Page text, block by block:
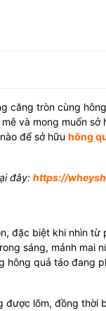
căng tròn cùng
và mong muốn
để sở hữu hông
đây: https://
đặc biệt khi nhìn từ
sáng, mảnh mai
quả táo đang
được lõm, đồng thời